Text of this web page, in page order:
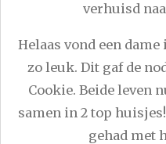
verhuisd
Helaas vond een
zo leuk. Dit gaf de
Cookie. Beide leven
samen in 2 top
gehad met